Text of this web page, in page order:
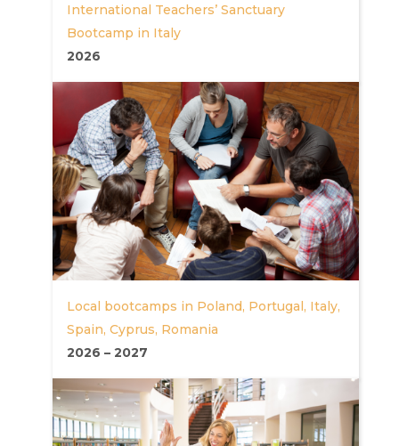
International Teachers’ Sanctuary
Bootcamp in Italy
2026
Local bootcamps in Poland, Portugal, Italy,
Spain, Cyprus, Romania
2026 – 2027